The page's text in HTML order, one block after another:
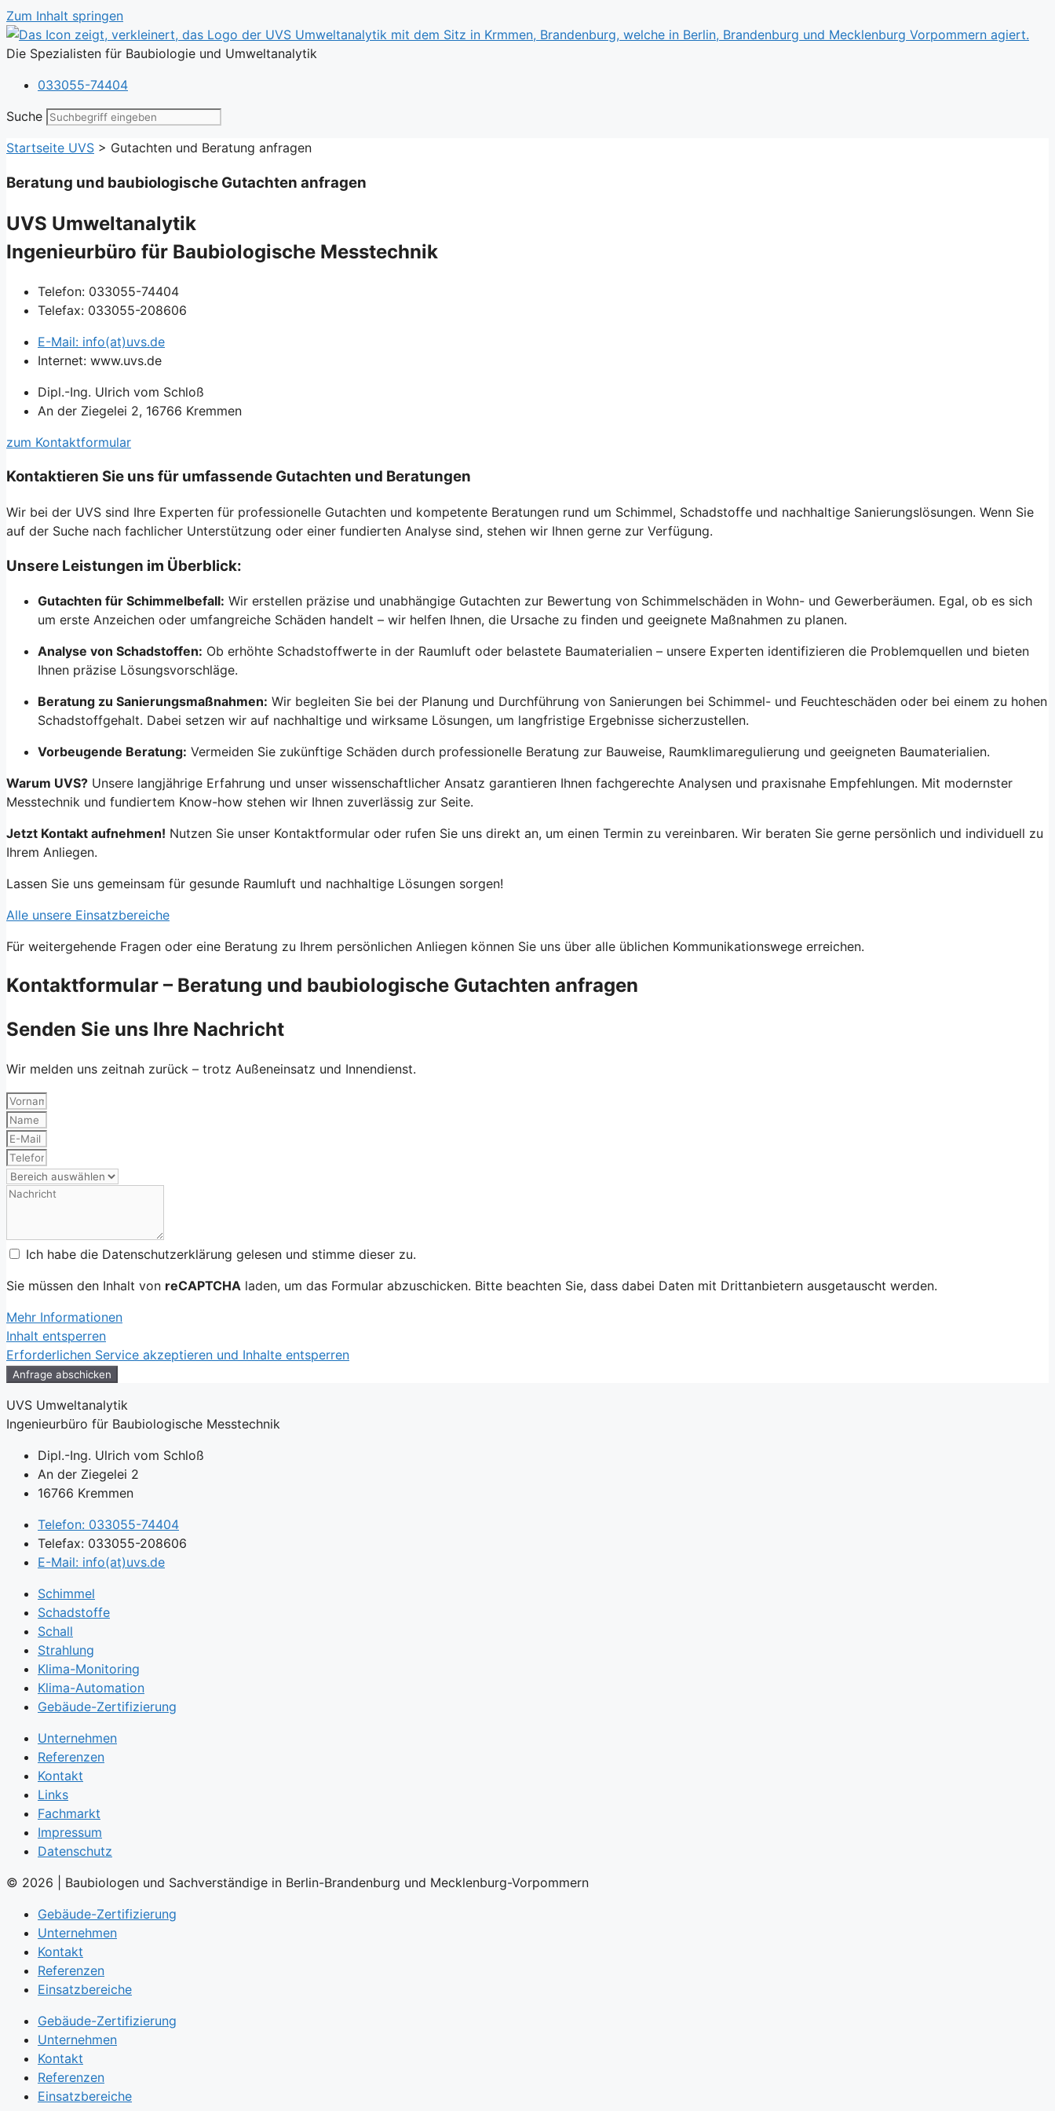
Zum Inhalt springen
Die Spezialisten für Baubiologie und Umweltanalytik
033055-74404
Suche
Startseite UVS > Gutachten und Beratung anfragen
Beratung und baubiologische Gutachten anfragen
UVS Umweltanalytik
Ingenieurbüro für Baubiologische Messtechnik
Telefon: 033055-74404
Telefax: 033055-208606
E-Mail: info(at)uvs.de
Internet: www.uvs.de
Dipl.-Ing. Ulrich vom Schloß
An der Ziegelei 2, 16766 Kremmen
zum Kontaktformular
Kontaktieren Sie uns für umfassende Gutachten und Beratungen
Wir bei der UVS sind Ihre Experten für professionelle Gutachten und kompetente Beratungen rund um Schimmel, Schadstoffe und nachhaltige Sanierungslösungen. Wenn Sie
auf der Suche nach fachlicher Unterstützung oder einer fundierten Analyse sind, stehen wir Ihnen gerne zur Verfügung.
Unsere Leistungen im Überblick:
Gutachten für Schimmelbefall: Wir erstellen präzise und unabhängige Gutachten zur Bewertung von Schimmelschäden in Wohn- und Gewerberäumen. Egal, ob es sich
um erste Anzeichen oder umfangreiche Schäden handelt – wir helfen Ihnen, die Ursache zu finden und geeignete Maßnahmen zu planen.
Analyse von Schadstoffen: Ob erhöhte Schadstoffwerte in der Raumluft oder belastete Baumaterialien – unsere Experten identifizieren die Problemquellen und bieten
Ihnen präzise Lösungsvorschläge.
Beratung zu Sanierungsmaßnahmen: Wir begleiten Sie bei der Planung und Durchführung von Sanierungen bei Schimmel- und Feuchteschäden oder bei einem zu hohen
Schadstoffgehalt. Dabei setzen wir auf nachhaltige und wirksame Lösungen, um langfristige Ergebnisse sicherzustellen.
Vorbeugende Beratung: Vermeiden Sie zukünftige Schäden durch professionelle Beratung zur Bauweise, Raumklimaregulierung und geeigneten Baumaterialien.
Warum UVS? Unsere langjährige Erfahrung und unser wissenschaftlicher Ansatz garantieren Ihnen fachgerechte Analysen und praxisnahe Empfehlungen. Mit modernster
Messtechnik und fundiertem Know-how stehen wir Ihnen zuverlässig zur Seite.
Jetzt Kontakt aufnehmen! Nutzen Sie unser Kontaktformular oder rufen Sie uns direkt an, um einen Termin zu vereinbaren. Wir beraten Sie gerne persönlich und individuell zu
Ihrem Anliegen.
Lassen Sie uns gemeinsam für gesunde Raumluft und nachhaltige Lösungen sorgen!
Alle unsere Einsatzbereiche
Für weitergehende Fragen oder eine Beratung zu Ihrem persönlichen Anliegen können Sie uns über alle üblichen Kommunikationswege erreichen.
Kontaktformular – Beratung und baubiologische Gutachten anfragen
Senden Sie uns Ihre Nachricht
Wir melden uns zeitnah zurück – trotz Außeneinsatz und Innendienst.
Ich habe die Datenschutzerklärung gelesen und stimme dieser zu.
Sie müssen den Inhalt von reCAPTCHA laden, um das Formular abzuschicken. Bitte beachten Sie, dass dabei Daten mit Drittanbietern ausgetauscht werden.
Mehr Informationen
Inhalt entsperren
Erforderlichen Service akzeptieren und Inhalte entsperren
Anfrage abschicken
UVS Umweltanalytik
Ingenieurbüro für Baubiologische Messtechnik
Dipl.-Ing. Ulrich vom Schloß
An der Ziegelei 2
16766 Kremmen
Telefon: 033055-74404
Telefax: 033055-208606
E-Mail: info(at)uvs.de
Schimmel
Schadstoffe
Schall
Strahlung
Klima-Monitoring
Klima-Automation
Gebäude-Zertifizierung
Unternehmen
Referenzen
Kontakt
Links
Fachmarkt
Impressum
Datenschutz
© 2026 | Baubiologen und Sachverständige in Berlin-Brandenburg und Mecklenburg-Vorpommern
Gebäude-Zertifizierung
Unternehmen
Kontakt
Referenzen
Einsatzbereiche
Gebäude-Zertifizierung
Unternehmen
Kontakt
Referenzen
Einsatzbereiche